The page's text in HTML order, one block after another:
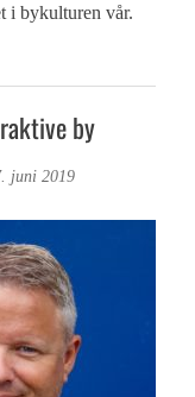
i bykulturen vår.
by
juni 2019